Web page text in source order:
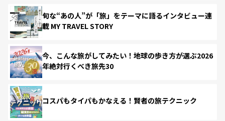
旬な“あの人”が「旅」をテーマに語るインタビュー連
載 MY TRAVEL STORY
今、こんな旅がしてみたい！地球の歩き方が選ぶ2026
年絶対行くべき旅先30
コスパもタイパもかなえる！賢者の旅テクニック